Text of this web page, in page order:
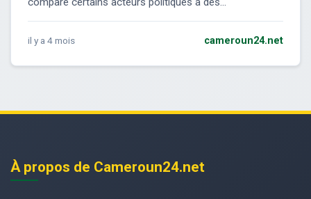
il y a 4 mois cameroun24.net
À propos de Cameroun24.net